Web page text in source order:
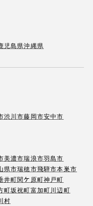
児島県沖縄県
渋川市藤岡市安中市
美濃市瑞浪市羽島市
県市瑞穂市飛騨市本巣市
井町関ケ原町神戸町
町坂祝町富加町川辺町
村